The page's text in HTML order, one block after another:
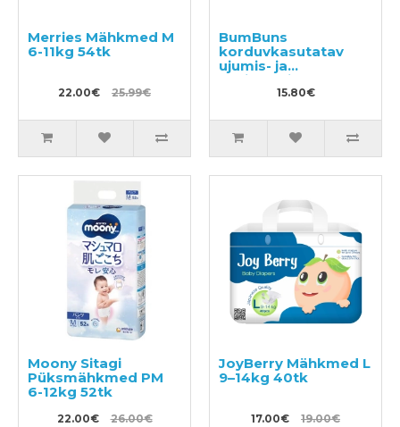
Merries Mähkmed M
6-11kg 54tk
22.00€ 25.99€
BumBuns
korduvkasutatav
ujumis- ja
potitreeningu mähe
M 11–15 kg15.80€
Moony Sitagi
Püksmähkmed PM
6-12kg 52tk
22.00€ 26.00€
JoyBerry Mähkmed L
9–14kg 40tk
17.00€ 19.00€